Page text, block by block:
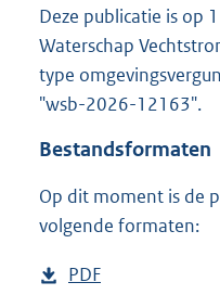
Deze publicatie is op
Waterschap
type
"wsb-2026-12163".
Bestandsformaten
Op dit moment is de
volgende formaten:
D
PDF